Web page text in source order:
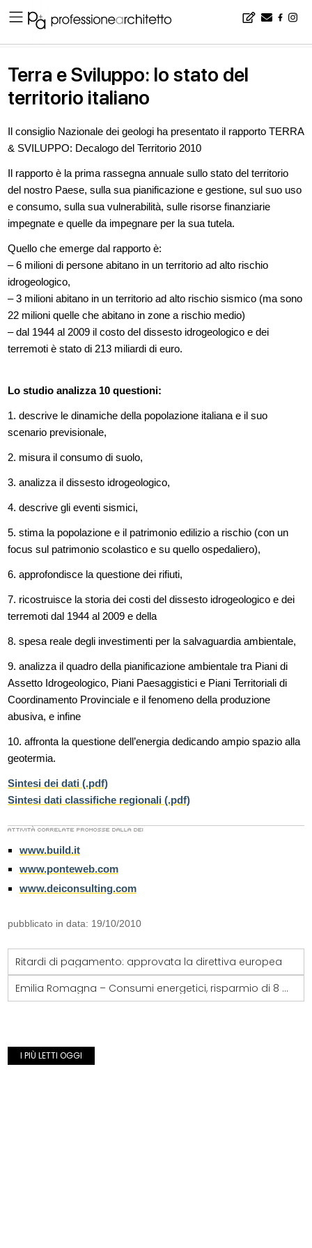
Terra e Sviluppo: lo stato del
territorio italiano
Il consiglio Nazionale dei geologi ha presentato il rapporto TERRA
& SVILUPPO: Decalogo del Territorio 2010
Il rapporto è la prima rassegna annuale sullo stato del territorio
del nostro Paese, sulla sua pianificazione e gestione, sul suo uso
e consumo, sulla sua vulnerabilità, sulle risorse finanziarie
impegnate e quelle da impegnare per la sua tutela.
Quello che emerge dal rapporto è:
– 6 milioni di persone abitano in un territorio ad alto rischio
idrogeologico,
– 3 milioni abitano in un territorio ad alto rischio sismico (ma sono
22 milioni quelle che abitano in zone a rischio medio)
– dal 1944 al 2009 il costo del dissesto idrogeologico e dei
terremoti è stato di 213 miliardi di euro.
Lo studio analizza 10 questioni:
1. descrive le dinamiche della popolazione italiana e il suo
scenario previsionale,
2. misura il consumo di suolo,
3. analizza il dissesto idrogeologico,
4. descrive gli eventi sismici,
5. stima la popolazione e il patrimonio edilizio a rischio (con un
focus sul patrimonio scolastico e su quello ospedaliero),
6. approfondisce la questione dei rifiuti,
7. ricostruisce la storia dei costi del dissesto idrogeologico e dei
terremoti dal 1944 al 2009 e della
8. spesa reale degli investimenti per la salvaguardia ambientale,
9. analizza il quadro della pianificazione ambientale tra Piani di
Assetto Idrogeologico, Piani Paesaggistici e Piani Territoriali di
Coordinamento Provinciale e il fenomeno della produzione
abusiva, e infine
10. affronta la questione dell’energia dedicando ampio spazio alla
geotermia.
Sintesi dei dati (.pdf)
Sintesi dati classifiche regionali (.pdf)
www.build.it
www.ponteweb.com
www.deiconsulting.com
pubblicato in data: 19/10/2010
Ritardi di pagamento: approvata la direttiva europea
Emilia Romagna – Consumi energetici, risparmio di 8 milioni nelle pa della regione
I PIÙ LETTI OGGI